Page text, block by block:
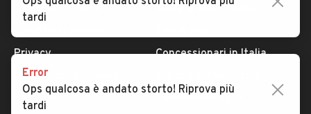
Dati identificativi
Privacy
Impostazioni Privacy
Security
Tutte le auto usate
Concessionari in Italia
Valutazione auto
tardi
Error
Ops qualcosa è andato storto! Riprova più
tardi